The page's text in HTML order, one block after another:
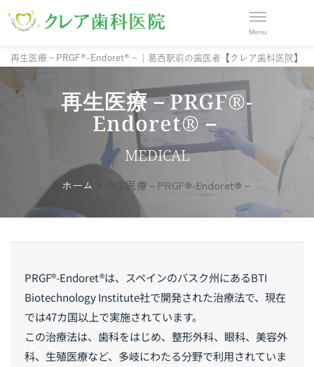
再生医療－PRGF®-Endoret®－｜葛西駅前の歯医者【クレア歯科医院】
再生医療－PRGF®-
Endoret®－
MEDICAL
ホーム 再生医療－PRGF®-Endoret®－
PRGF®-Endoret®は、スペインのバスク州にあるBTI
Biotechnology Institute社で開発された治療法で、現在
では47カ国以上で実施されています。
この治療法は、歯科をはじめ、整形外科、眼科、美容外
科、生殖医療など、多岐にわたる分野で利用されていま